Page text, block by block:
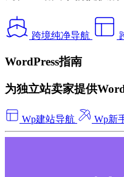
跨境纯净导航
WordPress指南
为独立站卖家提供
Wp建站导航 Wp新